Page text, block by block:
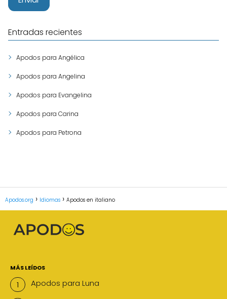
Entradas recientes
Apodos para Angélica
Apodos para Angelina
Apodos para Evangelina
Apodos para Carina
Apodos para Petrona
Apodos.org Idiomas Apodos en italiano
MÁS LEÍDOS
Apodos para Luna